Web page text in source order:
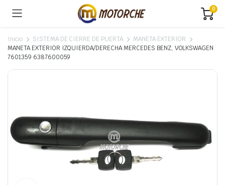
0
Inicio SISTEMA DE CIERRE DE PUERTA
MANETA EXTERIOR
MANETA EXTERIOR IZQUIERDA/DERECHA MERCEDES BENZ, VOLKSWAGEN
7601359 6387600059